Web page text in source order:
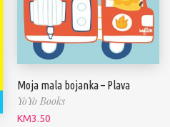
Moja mala bojanka – Plava
YoYo Books
KM3.50